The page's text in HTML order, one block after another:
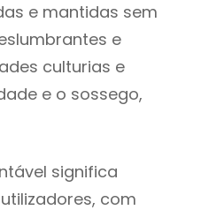
e mantidas sem
e
culturias e
e o sossego,
significa
com